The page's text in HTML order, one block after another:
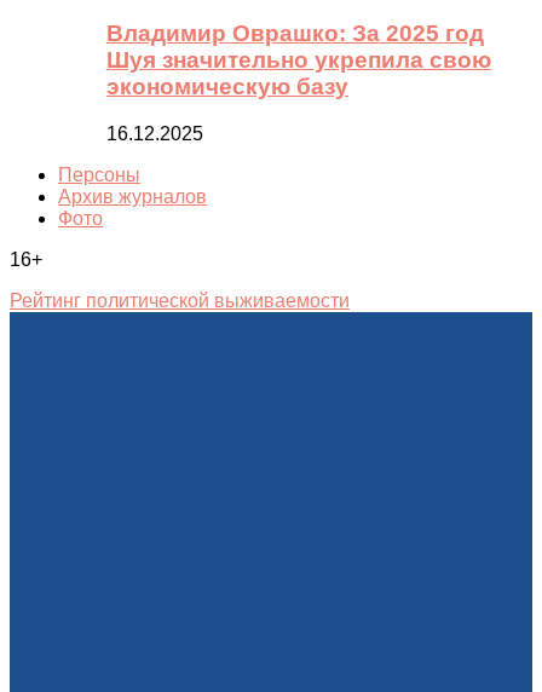
Владимир Оврашко: За 2025 год
Шуя значительно укрепила свою
экономическую базу
16.12.2025
Персоны
Архив журналов
Фото
16+
Рейтинг политической выживаемости